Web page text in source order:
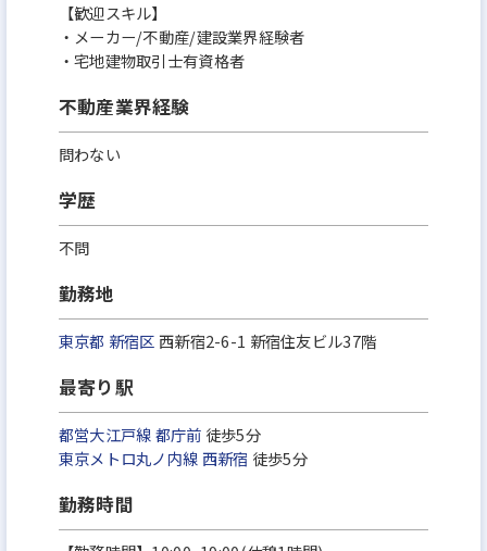
【歓迎スキル】
・メーカー/不動産/建設業界経験者
・宅地建物取引士有資格者
不動産業界経験
問わない
学歴
不問
勤務地
東京都 新宿区 西新宿2-6-1 新宿住友ビル37階
最寄り駅
都営大江戸線都庁前 徒歩5分
東京メトロ丸ノ内線西新宿 徒歩5分
勤務時間